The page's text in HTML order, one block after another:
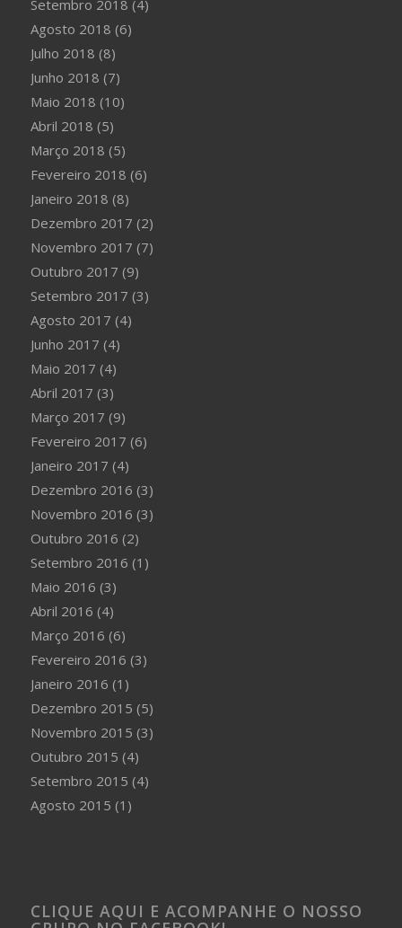
Setembro 2018 (4)
Agosto 2018 (6)
Julho 2018 (8)
Junho 2018 (7)
Maio 2018 (10)
Abril 2018 (5)
Março 2018 (5)
Fevereiro 2018 (6)
Janeiro 2018 (8)
Dezembro 2017 (2)
Novembro 2017 (7)
Outubro 2017 (9)
Setembro 2017 (3)
Agosto 2017 (4)
Junho 2017 (4)
Maio 2017 (4)
Abril 2017 (3)
Março 2017 (9)
Fevereiro 2017 (6)
Janeiro 2017 (4)
Dezembro 2016 (3)
Novembro 2016 (3)
Outubro 2016 (2)
Setembro 2016 (1)
Maio 2016 (3)
Abril 2016 (4)
Março 2016 (6)
Fevereiro 2016 (3)
Janeiro 2016 (1)
Dezembro 2015 (5)
Novembro 2015 (3)
Outubro 2015 (4)
Setembro 2015 (4)
Agosto 2015 (1)
CLIQUE AQUI E ACOMPANHE O NOSSO